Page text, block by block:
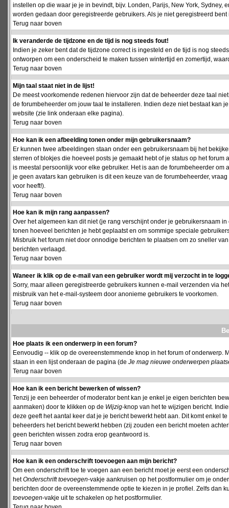
instellen op die waar je je in bevindt, bijv. Londen, Parijs, New York,
worden gedaan door geregistreerde gebruikers. Als je niet geregistreerd
Terug naar boven
Ik veranderde de tijdzone en de tijd is nog steeds fout!
Indien je zeker bent dat de tijdzone correct is ingesteld en de tijd is nog
ontworpen om een onderscheid te maken tussen wintertijd en zomertijd,
Terug naar boven
Mijn taal staat niet in de lijst!
De meest voorkomende redenen hiervoor zijn dat de beheerder deze taal
de forumbeheerder om jouw taal te installeren. Indien deze niet bestaat kan
website (zie link onderaan elke pagina).
Terug naar boven
Hoe kan ik een afbeelding tonen onder mijn gebruikersnaam?
Er kunnen twee afbeeldingen staan onder een gebruikersnaam bij het
sterren of blokjes die hoeveel posts je gemaakt hebt of je status op het
is meestal persoonlijk voor elke gebruiker. Het is aan de forumbeheerder
je geen avatars kan gebruiken is dit een keuze van de forumbeheerder,
voor heeft!).
Terug naar boven
Hoe kan ik mijn rang aanpassen?
Over het algemeen kan dit niet (je rang verschijnt onder je gebruikersnaam
tonen hoeveel berichten je hebt geplaatst en om sommige speciale
Misbruik het forum niet door onnodige berichten te plaatsen om zo sneller
berichten verlaagd.
Terug naar boven
Waneer ik klik op de e-mail van een gebruiker wordt mij verzocht in te
Sorry, maar alleen geregistreerde gebruikers kunnen e-mail verzenden via
misbruik van het e-mail-systeem door anonieme gebruikers te voorkomen.
Terug naar boven
Hoe plaats ik een onderwerp in een forum?
Eenvoudig -- klik op de overeenstemmende knop in het forum of
staan in een lijst onderaan de pagina (de Je mag nieuwe onderwerpen
Terug naar boven
Hoe kan ik een bericht bewerken of wissen?
Tenzij je een beheerder of moderator bent kan je enkel je eigen berichten
aanmaken) door te klikken op de Wijzig-knop van het te wijzigen bericht.
deze geeft het aantal keer dat je je bericht bewerkt hebt aan. Dit komt enkel
beheerders het bericht bewerkt hebben (zij zouden een bericht moeten
geen berichten wissen zodra erop geantwoord is.
Terug naar boven
Hoe kan ik een onderschrift toevoegen aan mijn bericht?
Om een onderschrift toe te voegen aan een bericht moet je eerst een
hetOnderschrift toevoegen-vakje aankruisen op het postformulier om je
berichten door de overeenstemmende optie te kiezen in je profiel. Zelfs dan
toevoegen-vakje uit te schakelen op het postformulier.